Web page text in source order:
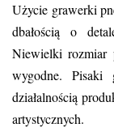
Użycie grawerki
dbałością o
Niewielki rozmiar
wygodne. Pisaki
działalnością
artystycznych.